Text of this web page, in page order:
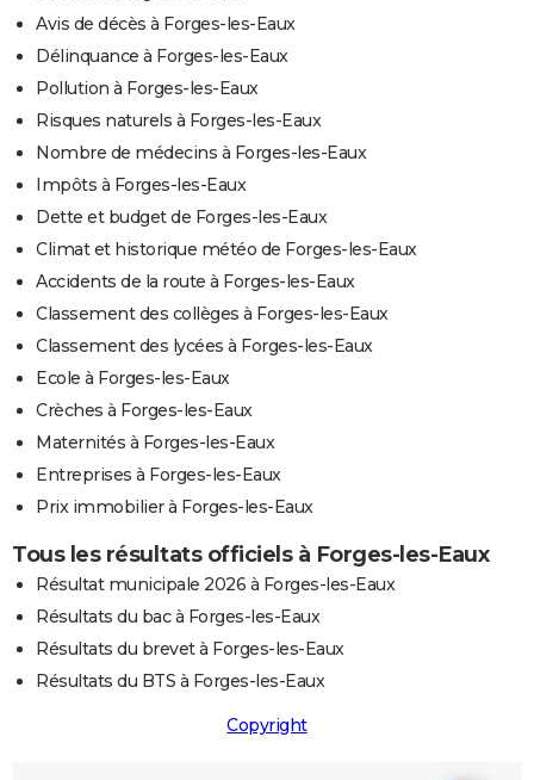
Avis de décès à Forges-les-Eaux
Délinquance à Forges-les-Eaux
Pollution à Forges-les-Eaux
Risques naturels à Forges-les-Eaux
Nombre de médecins à Forges-les-Eaux
Impôts à Forges-les-Eaux
Dette et budget de Forges-les-Eaux
Climat et historique météo de Forges-les-Eaux
Accidents de la route à Forges-les-Eaux
Classement des collèges à Forges-les-Eaux
Classement des lycées à Forges-les-Eaux
Ecole à Forges-les-Eaux
Crèches à Forges-les-Eaux
Maternités à Forges-les-Eaux
Entreprises à Forges-les-Eaux
Prix immobilier à Forges-les-Eaux
Tous les résultats officiels à Forges-les-Eaux
Résultat municipale 2026 à Forges-les-Eaux
Résultats du bac à Forges-les-Eaux
Résultats du brevet à Forges-les-Eaux
Résultats du BTS à Forges-les-Eaux
Copyright